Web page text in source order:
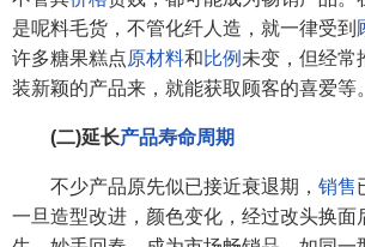
是呢料毛货，不管化纤人造，就一律受到
许多糖果糕点原材料和比例 未变，但经常
装新颖的产品来，就能获取顾客的喜爱等。
(二)延长产品寿命周期
不少产品原先似已接近衰退期， 销售
一旦造型改进，颜色变化，经过改头换面